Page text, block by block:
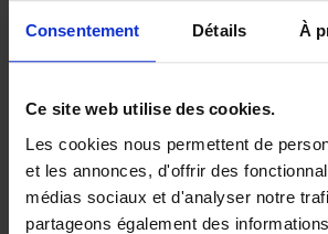
Consentement Détails À
Ce site web utilise des cookies.
Les cookies nous permettent de
et les annonces, d'offrir des
médias sociaux et d'analyser notre
partageons également des
The Offer You
Refuse
Steven Van Belleghem
Couverture souple
2020